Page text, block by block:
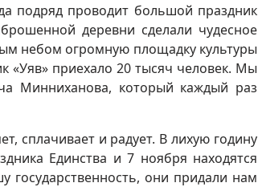
подряд проводит большой праздник
деревни сделали чудесное
небом огромную площадку культуры
«Уяв» приехало 20 тысяч человек. Мы
Минниханова, который каждый раз
сплачивает и радует. В лихую годину
Единства и 7 ноября находятся
государственность, они придали нам